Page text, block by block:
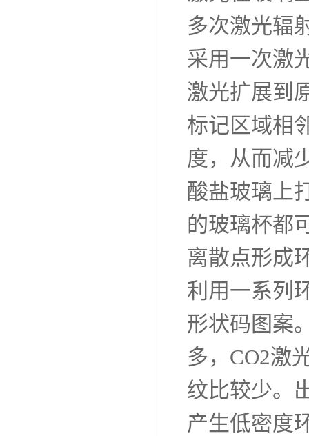
多次激光辐
采用一次激
激光扩展到
标记区域相
度，从而减
酸盐玻璃上
的玻璃杯都
离散点形成
利用一系列
形状码图案
多，CO2激
纹比较少。
产生低密度